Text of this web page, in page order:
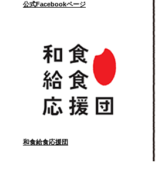
公式Facebookページ
和食給食応援団